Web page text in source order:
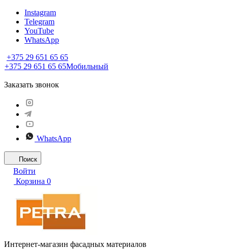
Instagram
Telegram
YouTube
WhatsApp
+375 29 651 65 65
+375 29 651 65 65Мобильный
Заказать звонок
WhatsApp
Поиск
Войти
Корзина 0
Интернет-магазин фасадных материалов